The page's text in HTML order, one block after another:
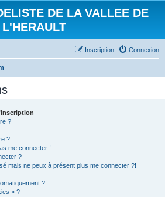
DE LA VALLEE DE
L'HERAULT
Connexion
Inscription
?
?
me connecter !
?
mais ne peux à présent plus me connecter ?!
?
» ?